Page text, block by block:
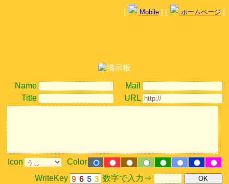
[ Mobile ] [ ホームページ ]
Name
Mail
Title
URL
Icon
Color
WriteKey
数字で入力⇒